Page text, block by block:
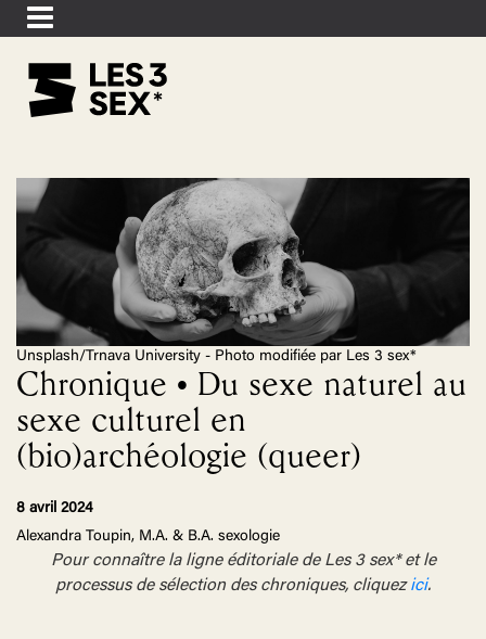
Unsplash/Trnava University - Photo modifiée par Les 3 sex*
Chronique • Du sexe naturel au
sexe culturel en
(bio)archéologie (queer)
8 avril 2024
Alexandra Toupin, M.A. & B.A. sexologie
Pour connaître la ligne éditoriale de Les 3 sex* et le
processus de sélection des chroniques, cliquezici.